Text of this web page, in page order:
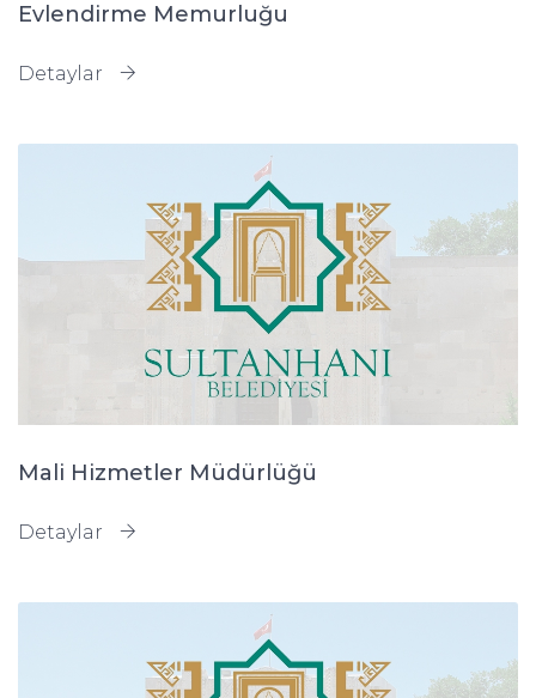
Evlendirme Memurluğu
Detaylar
Mali Hizmetler Müdürlüğü
Detaylar